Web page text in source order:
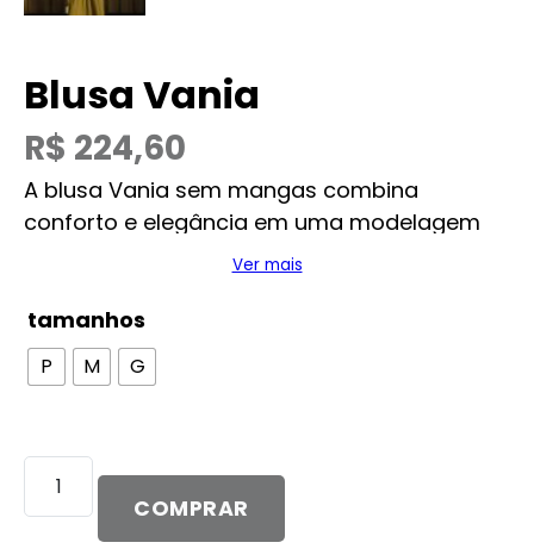
Blusa Vania
R$ 224,60
A blusa Vania sem mangas combina
conforto e elegância em uma modelagem
Ver mais
tamanhos
P M G
Blusa
Vania
quantidade
COMPRAR